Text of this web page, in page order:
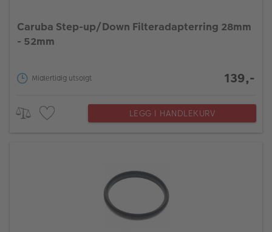
Caruba Step-up/Down Filteradapterring 28mm
- 52mm
Midlertidig utsolgt 139,-
LEGG I HANDLEKURV